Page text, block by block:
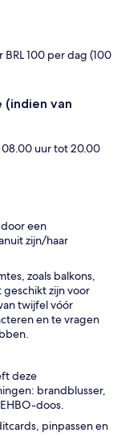
100 per dag (100
(indien van
08.00 uur tot 20.00
een
zijn/haar
zoals balkons,
zijn voor
twijfel vóór
en te vragen
deze
brandblusser,
doos.
pinpassen en